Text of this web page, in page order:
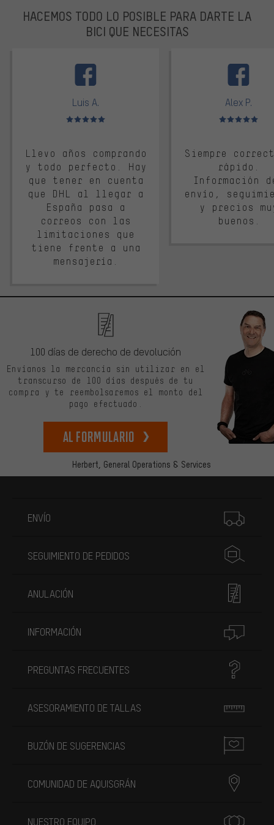
HACEMOS TODO LO POSIBLE PARA DARTE LA
BICI QUE NECESITAS
Luis A.
Valoración media: 5 de 5
Llevo años comprando
y todo perfecto. Hay
que tener en cuenta
que DHL al llegar a
España pasa a
correos con las
limitaciones que
tiene frente a una
mensajería.
Alex P.
Valoración
Siempre
rápido.
Información
envío,
y precios
buenos.
Herbert, General Operations & Services
100 días de derecho de devolución
Envíanos la mercancía sin utilizar en el
transcurso de 100 días después de tu
compra y te reembolsaremos el monto del
pago efectuado.
Al formulario
ENVÍO
SEGUIMIENTO DE PEDIDOS
ANULACIÓN
INFORMACIÓN
PREGUNTAS FRECUENTES
ASESORAMIENTO DE TALLAS
BUZÓN DE SUGERENCIAS
COMUNIDAD DE AQUISGRÁN
NUESTRO EQUIPO